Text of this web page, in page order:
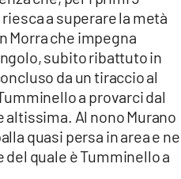
a superare la metà
Morra che impegna
subito ribattuto in
da un tiraccio al
a provarci dal
Al nono Murano
quasi persa in area e ne
quale è Tumminello a